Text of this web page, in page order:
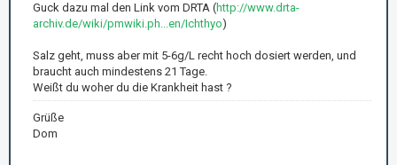
Guck dazu mal den Link vom DRTA (http://www.drta-
archiv.de/wiki/pmwiki.ph...en/Ichthyo)
Salz geht, muss aber mit 5-6g/L recht hoch dosiert werden, und
braucht auch mindestens 21 Tage.
Weißt du woher du die Krankheit hast ?
Grüße
Dom